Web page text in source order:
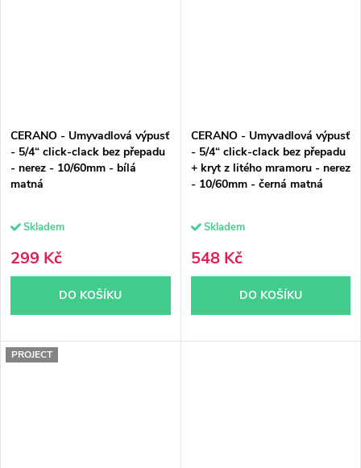
CERANO - Umyvadlová výpusť
- 5/4“ click-clack bez přepadu
- nerez - 10/60mm - bílá
matná
Skladem
299 Kč
DO KOŠÍKU
CERANO - Umyvadlová výpusť
- 5/4“ click-clack bez přepadu
+ kryt z litého mramoru - nerez
- 10/60mm - černá matná
Skladem
548 Kč
DO KOŠÍKU
PROJECT